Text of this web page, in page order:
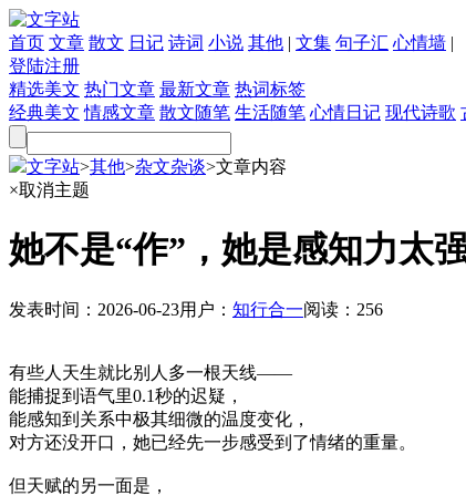
首页 文章 散文 日记 诗词 小说 其他 | 文集 句子汇 心情墙 |
登陆注册
精选美文 热门文章 最新文章 热词标签
经典美文 情感文章 散文随笔 生活随笔 心情日记 现代诗歌
文字站>其他>杂文杂谈>文章内容
×取消主题
她不是“作”，她是感知力太
发表时间： 2026-06-23用户： 知行合一阅读： 256
有些人天生就比别人多一根天线——
能捕捉到语气里0.1秒的迟疑，
能感知到关系中极其细微的温度变化，
对方还没开口，她已经先一步感受到了情绪的重量。
但天赋的另一面是，